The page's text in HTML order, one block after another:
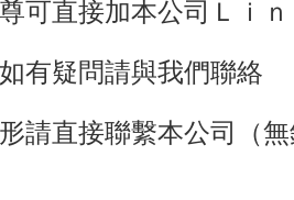
可直接加本公司Ｌｉ
有疑問請與我們聯絡
請直接聯繫本公司（